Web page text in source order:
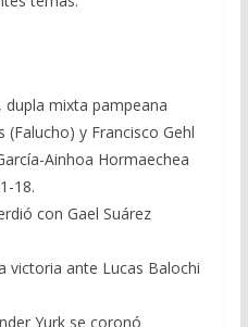
dupla mixta pampeana
y Francisco Gehl
Ainhoa Hormaechea
18.
con Gael Suárez
victoria ante Lucas Balochi
Yurk se coronó